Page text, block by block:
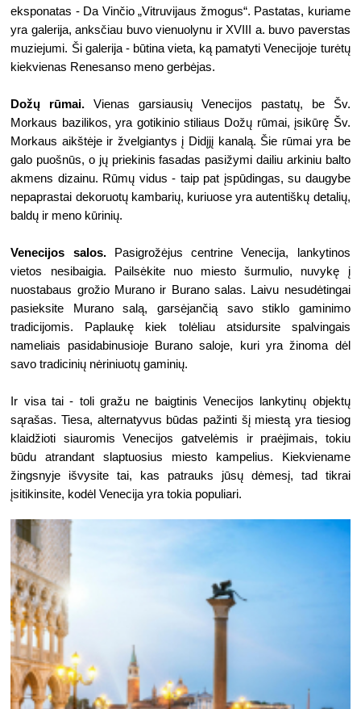
eksponatas - Da Vinčio „Vitruvijaus žmogus“. Pastatas, kuriame
yra galerija, anksčiau buvo vienuolynu ir XVIII a. buvo paverstas
muziejumi. Ši galerija - būtina vieta, ką pamatyti Venecijoje turėtų
kiekvienas Renesanso meno gerbėjas.
Dožų rūmai. Vienas garsiausių Venecijos pastatų, be Šv.
Morkaus bazilikos, yra gotikinio stiliaus Dožų rūmai, įsikūrę Šv.
Morkaus aikštėje ir žvelgiantys į Didįjį kanalą. Šie rūmai yra be
galo puošnūs, o jų priekinis fasadas pasižymi dailiu arkiniu balto
akmens dizainu. Rūmų vidus - taip pat įspūdingas, su daugybe
nepaprastai dekoruotų kambarių, kuriuose yra autentiškų detalių,
baldų ir meno kūrinių.
Venecijos salos. Pasigrožėjus centrine Venecija, lankytinos
vietos nesibaigia. Pailsėkite nuo miesto šurmulio, nuvykę į
nuostabaus grožio Murano ir Burano salas. Laivu nesudėtingai
pasieksite Murano salą, garsėjančią savo stiklo gaminimo
tradicijomis. Paplaukę kiek tolėliau atsidursite spalvingais
nameliais pasidabinusioje Burano saloje, kuri yra žinoma dėl
savo tradicinių nėriniuotų gaminių.
Ir visa tai - toli gražu ne baigtinis Venecijos lankytinų objektų
sąrašas. Tiesa, alternatyvus būdas pažinti šį miestą yra tiesiog
klaidžioti siauromis Venecijos gatvelėmis ir praėjimais, tokiu
būdu atrandant slaptuosius miesto kampelius. Kiekviename
žingsnyje išvysite tai, kas patrauks jūsų dėmesį, tad tikrai
įsitikinsite, kodėl Venecija yra tokia populiari.